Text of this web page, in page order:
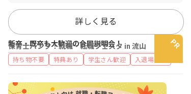
詳しく見る
保育士バンク！就職・転職フェスタ in 流山
新卒・既卒も大歓迎の合同説明会！
持ち物不要 特典あり 学生さん歓迎 入退場自由